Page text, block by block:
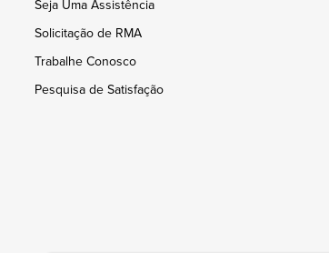
Seja Uma Assistência
Solicitação de RMA
Trabalhe Conosco
Pesquisa de Satisfação